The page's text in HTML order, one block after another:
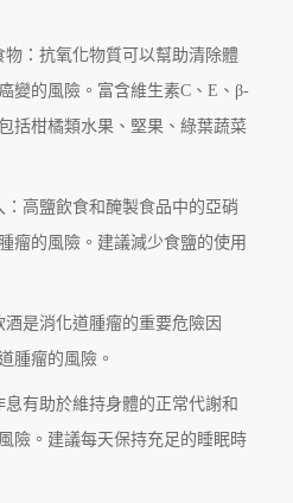
：抗氧化物質可以幫助清除體
變的風險。富含維生素C、E、β-
括柑橘類水果、堅果、綠葉蔬菜
：高鹽飲食和醃製食品中的亞硝
瘤的風險。建議減少食鹽的使用
是消化道腫瘤的重要危險因
腫瘤的風險。
有助於維持身體的正常代謝和
險。建議每天保持充足的睡眠時